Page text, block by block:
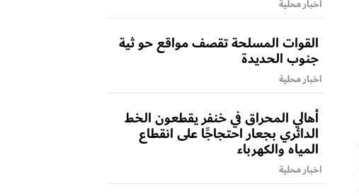
اخبار محلية
القوات المسلحة تقصف مواقع حو ثية
جنوب الحديدة
اخبار محلية
أهالي المحراق في خنفر يقطعون الخط
الدائري بجعار احتجاجًا على انقطاع
المياه والكهرباء
اخبار محلية